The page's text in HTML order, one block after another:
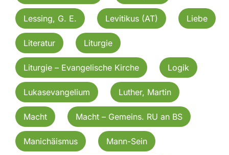
Lessing, G. E. Levitikus (AT) Liebe
Literatur Liturgie
Liturgie – Evangelische Kirche Logik
Lukasevangelium Luther, Martin
Macht Macht – Gemeins. RU an BS
Manichäismus Mann-Sein